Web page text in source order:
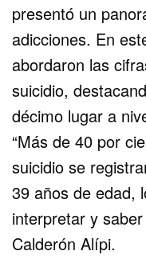
presentó un
adicciones. En
abordaron las
suicidio,
décimo lugar a
“Más de 40 por
suicidio se
39 años de edad,
interpretar y
Calderón Alípi.